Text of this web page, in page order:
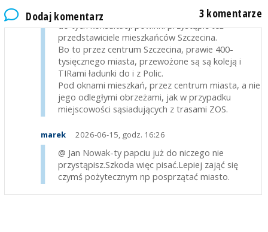
Dodaj komentarz 3 komentarze
do tych konsultacji powinni przystąpić też
przedstawiciele mieszkańców Szczecina.
Bo to przez centrum Szczecina, prawie 400-
tysięcznego miasta, przewożone są są koleją i
TIRami ładunki do i z Polic.
Pod oknami mieszkań, przez centrum miasta, a nie
jego odległymi obrzeżami, jak w przypadku
miejscowości sąsiadujących z trasami ZOS.
marek 2026-06-15, godz. 16:26
@ Jan Nowak-ty papciu już do niczego nie
przystąpisz.Szkoda więc pisać.Lepiej zająć się
czymś pożytecznym np posprzątać miasto.